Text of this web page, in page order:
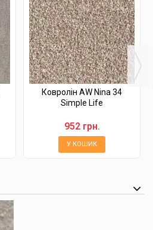
Ковролін AW Nina 34
Simple Life
952 грн.
У КОШИК